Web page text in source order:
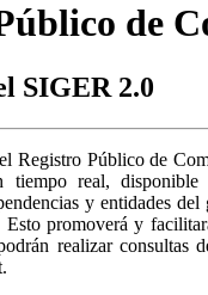
de
SIGER 2.0
Registro Público de
tiempo real,
y entidades
Esto promoverá y
realizar consultas